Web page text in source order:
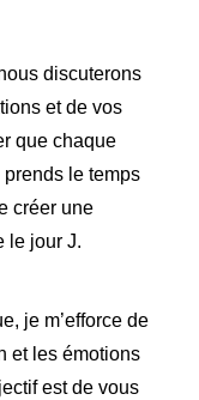
discuterons
et de vos
que chaque
le temps
créer une
le jour J.
je m’efforce de
et les émotions
est de vous